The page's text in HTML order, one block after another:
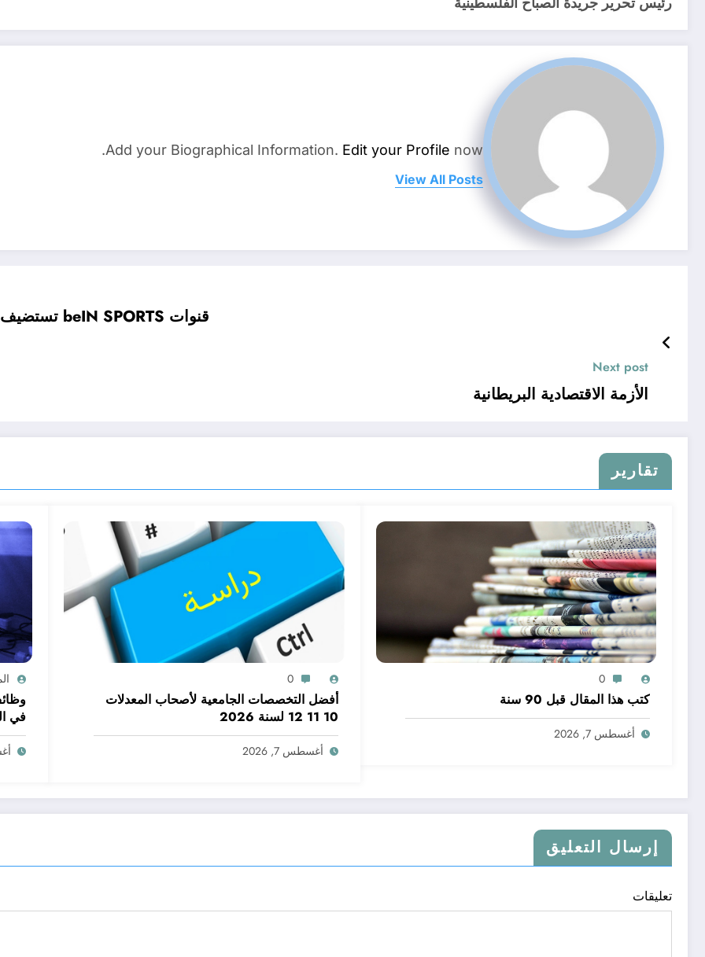
Add your Biographical Information. Edit your Profile now.
View All Posts
قنوات beIN SPORTS تستضيف أكثر من 120 محللاً خبيراً خلال شهر البطولة..
Next post
الأزمة الاقتصادية البريطانية
تقارير
0
كتب هذا المقال قبل 90 سنة
أغسطس 7, 2026
0
أفضل التخصصات الجامعية لأصحاب المعدلات
10 11 12 لسنة 2026
أغسطس 7, 2026
إرسال التعليق
تعليقات